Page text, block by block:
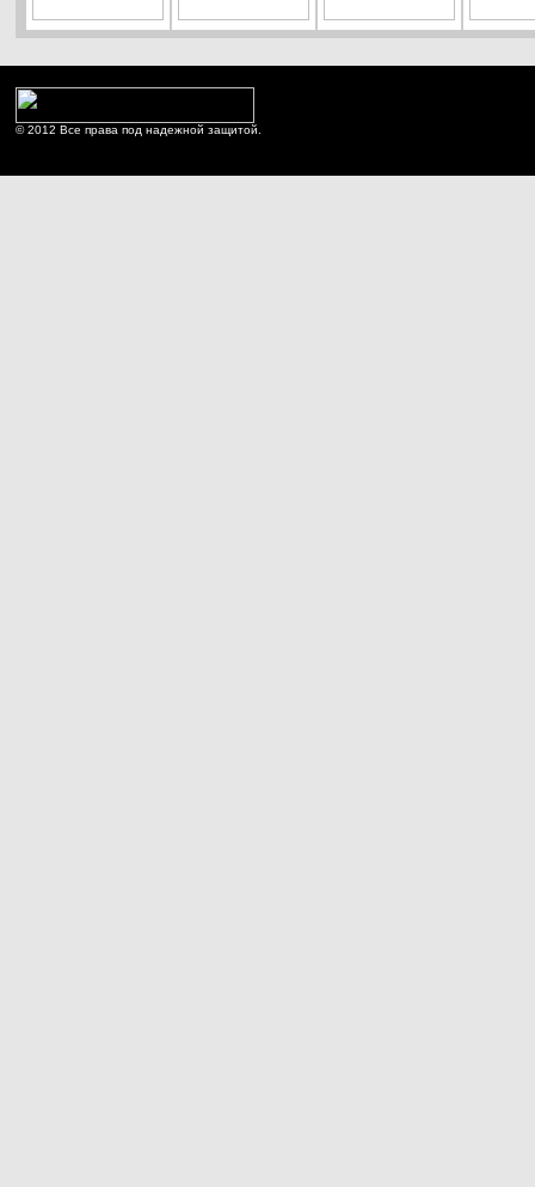
© 2012 Все права под надежной защитой.